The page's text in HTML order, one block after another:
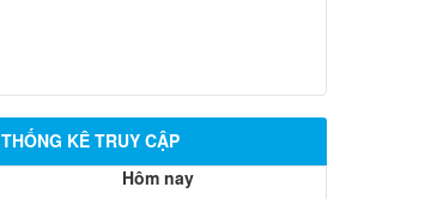
THỐNG KÊ TRUY CẬP
Hôm nay